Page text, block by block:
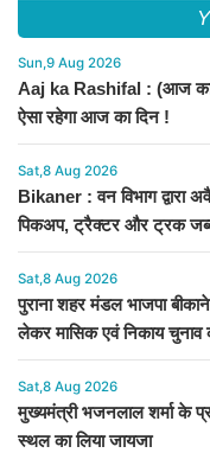
Sun,9 Aug 2026
Aaj ka Rashifal : (आज का
ऐसा रहेगा आज का दिन !
Sat,8 Aug 2026
Bikaner : वन विभाग द्वारा
पिकअप, ट्रैक्टर और ट्रक
Sat,8 Aug 2026
पुराना शहर मंडल भाजपा
लेकर मासिक एवं निकाय चुनाव
Sat,8 Aug 2026
मुख्यमंत्री भजनलाल शर्मा के
स्थल का लिया जायजा